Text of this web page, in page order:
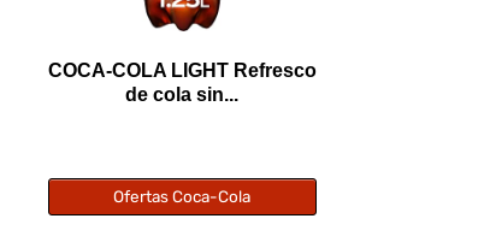
COCA-COLA LIGHT Refresco
de cola sin...
Ofertas Coca-Cola